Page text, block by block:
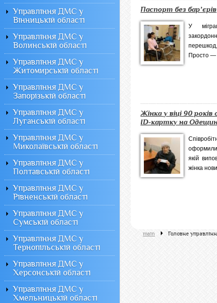
Паспорт без барʼєрів
У
Просто —
Жінка у віці 90
ID-картку на
оформили
якій
жінка
main Головне
Управління ДМС у
Вінницькій області
Управління ДМС у
Волинській області
Управління ДМС у
Житомирській області
Управління ДМС у
Запорізькій області
Управління ДМС у
Луганській області
Управління ДМС у
Миколаївській області
Управління ДМС у
Полтавській області
Управління ДМС у
Рівненській області
Управління ДМС у
Сумській області
Управління ДМС у
Тернопільській області
Управління ДМС у
Херсонській області
Управління ДМС у
Хмельницькій області